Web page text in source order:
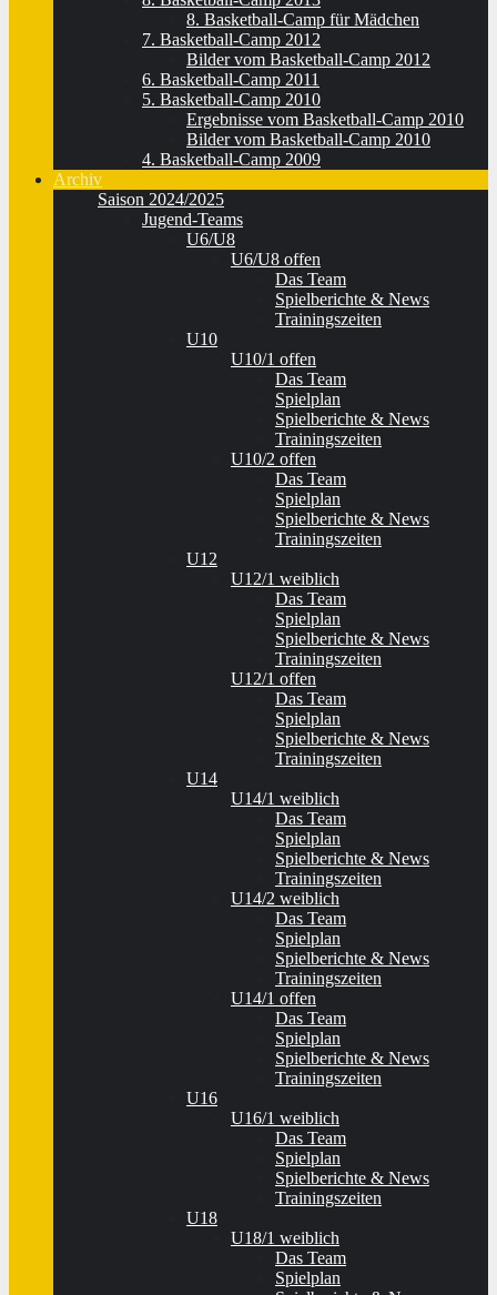
8. Basketball-Camp für Mädchen
7. Basketball-Camp 2012
Bilder vom Basketball-Camp 2012
6. Basketball-Camp 2011
5. Basketball-Camp 2010
Ergebnisse vom Basketball-Camp 2010
Bilder vom Basketball-Camp 2010
4. Basketball-Camp 2009
Archiv
Saison 2024/2025
Jugend-Teams
U6/U8
U6/U8 offen
Das Team
Spielberichte & News
Trainingszeiten
U10
U10/1 offen
Das Team
Spielplan
Spielberichte & News
Trainingszeiten
U10/2 offen
Das Team
Spielplan
Spielberichte & News
Trainingszeiten
U12
U12/1 weiblich
Das Team
Spielplan
Spielberichte & News
Trainingszeiten
U12/1 offen
Das Team
Spielplan
Spielberichte & News
Trainingszeiten
U14
U14/1 weiblich
Das Team
Spielplan
Spielberichte & News
Trainingszeiten
U14/2 weiblich
Das Team
Spielplan
Spielberichte & News
Trainingszeiten
U14/1 offen
Das Team
Spielplan
Spielberichte & News
Trainingszeiten
U16
U16/1 weiblich
Das Team
Spielplan
Spielberichte & News
Trainingszeiten
U18
U18/1 weiblich
Das Team
Spielplan